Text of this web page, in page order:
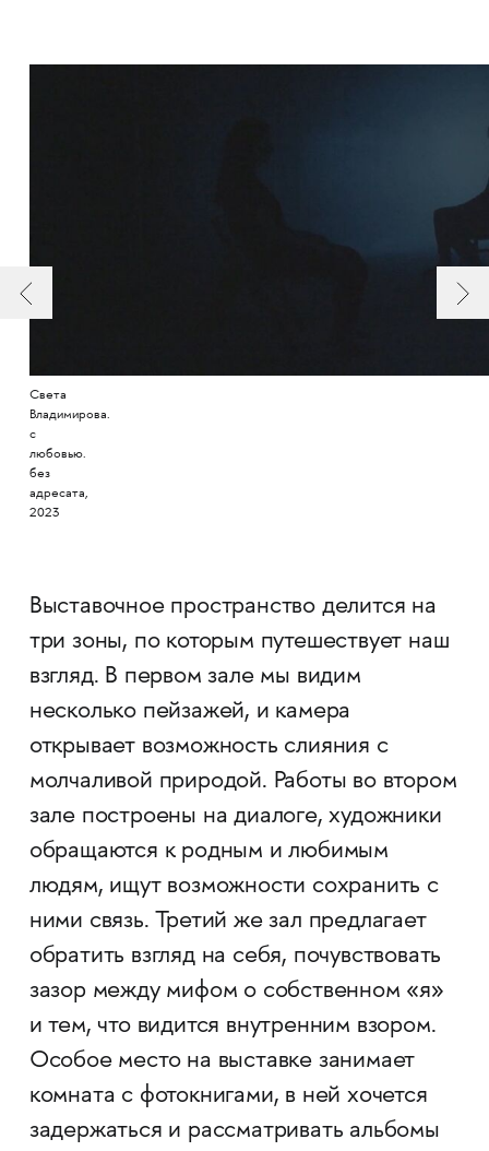
Света
Владимирова.
с
любовью.
без
адресата,
2023
Выставочное пространство делится на
три зоны, по которым путешествует наш
взгляд. В первом зале мы видим
несколько пейзажей, и камера
открывает возможность слияния с
молчаливой природой. Работы во втором
зале построены на диалоге, художники
обращаются к родным и любимым
людям, ищут возможности сохранить с
ними связь. Третий же зал предлагает
обратить взгляд на себя, почувствовать
зазор между мифом о собственном «я»
и тем, что видится внутренним взором.
Особое место на выставке занимает
комната с фотокнигами, в ней хочется
задержаться и рассматривать альбомы